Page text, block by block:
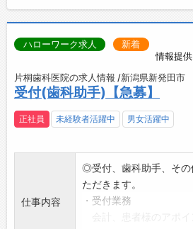
情報提
ハローワーク求人 新着
片桐歯科医院の求人情報 /新潟県新発田市
受付(歯科助手)【急募】
正社員 未経験者活躍中 男女活躍中
仕事内容
◎受付、歯科助手、そ
ただきます。
・受付業務